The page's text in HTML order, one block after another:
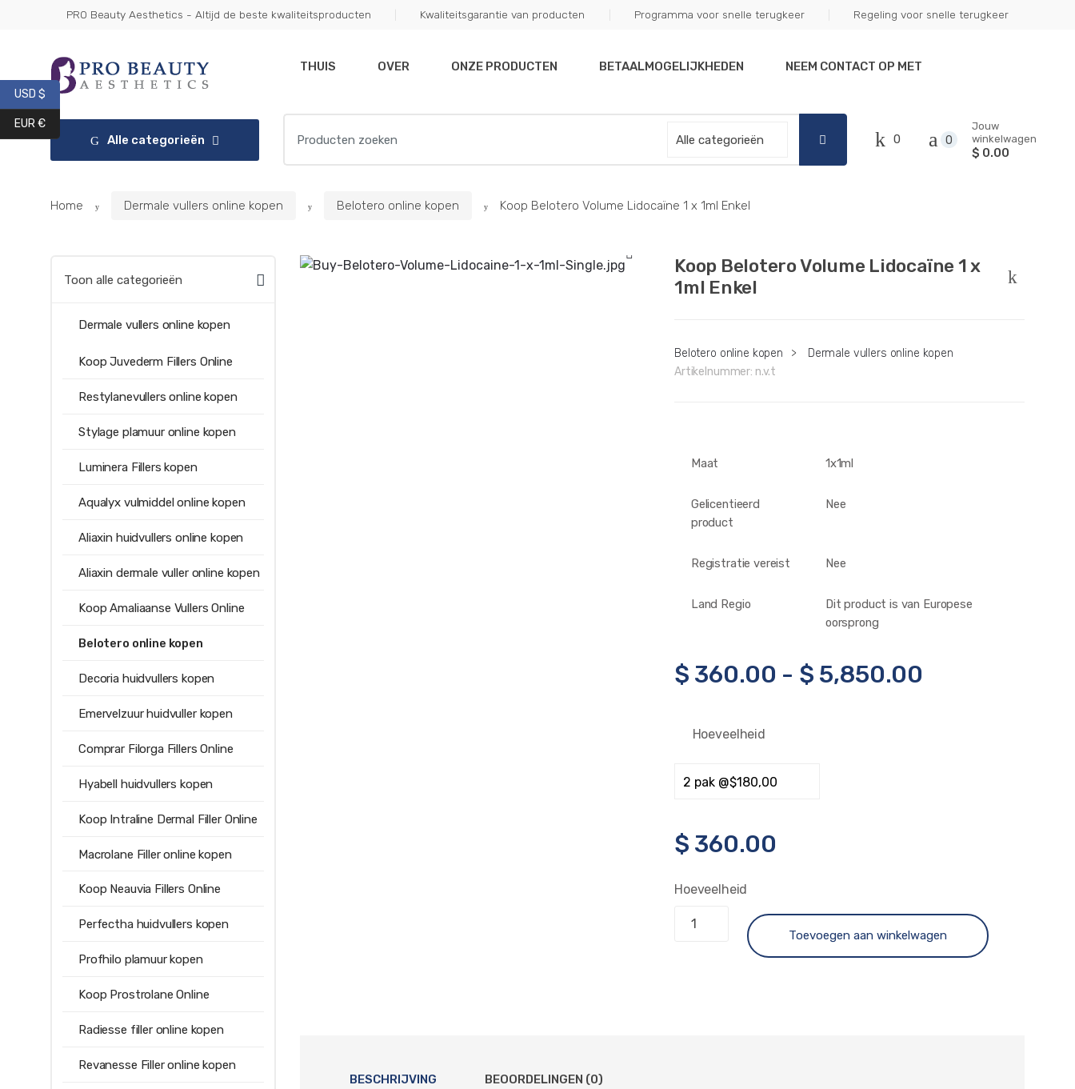
PRO Beauty Aesthetics - Altijd de beste kwaliteitsproducten Kwaliteitsgarantie van producten Programma voor snelle terugkeer Regeling voor snelle terugkeer
THUIS OVER ONZE PRODUCTEN BETAALMOGELIJKHEDEN NEEM CONTACT OP MET
Alle categorieën
0
0
Jouw
winkelwagen
$ 0.00
Home Dermale vullers online kopen Belotero online kopen Koop Belotero Volume Lidocaïne 1 x 1ml Enkel
🔍
Koop Belotero Volume Lidocaïne 1 x
1ml Enkel
Belotero online kopen >
Dermale vullers online kopen
Artikelnummer: n.v.t
Maat 1x1ml
Gelicentieerd
product
Nee
Registratie vereist Nee
Land Regio
Dit product is van Europese
oorsprong
$ 360.00 - $ 5,850.00
Hoeveelheid
$ 360.00
Hoeveelheid
Toevoegen aan winkelwagen
BESCHRIJVING BEOORDELINGEN (0)
Toon alle categorieën
Dermale vullers online kopen
Koop Juvederm Fillers Online
Restylanevullers online kopen
Stylage plamuur online kopen
Luminera Fillers kopen
Aqualyx vulmiddel online kopen
Aliaxin huidvullers online kopen
Aliaxin dermale vuller online kopen
Koop Amaliaanse Vullers Online
Belotero online kopen
Decoria huidvullers kopen
Emervelzuur huidvuller kopen
Comprar Filorga Fillers Online
Hyabell huidvullers kopen
Koop Intraline Dermal Filler Online
Macrolane Filler online kopen
Koop Neauvia Fillers Online
Perfectha huidvullers kopen
Profhilo plamuur kopen
Koop Prostrolane Online
Radiesse filler online kopen
Revanesse Filler online kopen
USD $
EUR €